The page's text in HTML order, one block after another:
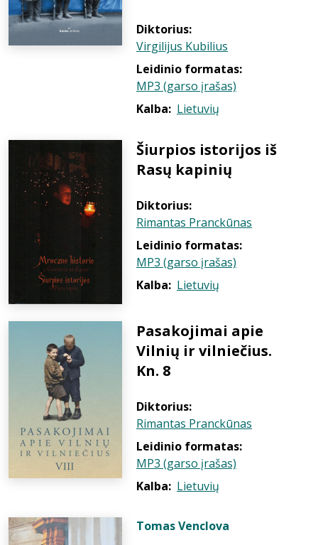
Diktorius:
Virgilijus Kubilius
Leidinio formatas:
MP3 (garso įrašas)
Kalba: Lietuvių
Šiurpios istorijos iš
Rasų kapinių
Diktorius:
Rimantas Pranckūnas
Leidinio formatas:
MP3 (garso įrašas)
Kalba: Lietuvių
Pasakojimai apie
Vilnių ir vilniečius.
Kn. 8
Diktorius:
Rimantas Pranckūnas
Leidinio formatas:
MP3 (garso įrašas)
Kalba: Lietuvių
Tomas Venclova